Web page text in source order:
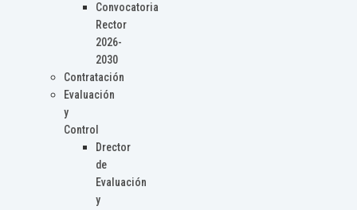
Convocatoria
Rector
2026-
2030
Contratación
Evaluación
y
Control
Drector
de
Evaluación
y